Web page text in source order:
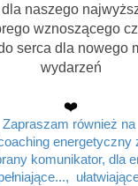
naszego
wznoszącego
serca dla nowego
wydarzeń
❤️
Zapraszam również na
energetyczny
komunikator, dla